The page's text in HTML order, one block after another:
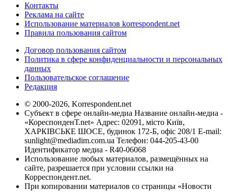
Контакты
Реклама на сайте
Использование материалов korrespondent.net
Правила пользования сайтом
Договор пользования сайтом
Политика в сфере конфиденциальности и персональных
данных
Пользовательское соглашение
Редакция
© 2000-2026, Korrespondent.net
Субъект в сфере онлайн-медиа Название онлайн-медиа -
«КореспонденТ.net» Адрес: 02091, місто Київ,
ХАРКІВСЬКЕ ШОСЕ, будинок 172-Б, офіс 208/1 E-mail:
sunlight@mediadim.com.ua Телефон: 044-205-43-00
Идентификатор медиа - R40-06068
Использование любых материалов, размещённых на
сайте, разрешается при условии ссылки на
Корреспондент.net.
При копировании материалов со страницы «Новости